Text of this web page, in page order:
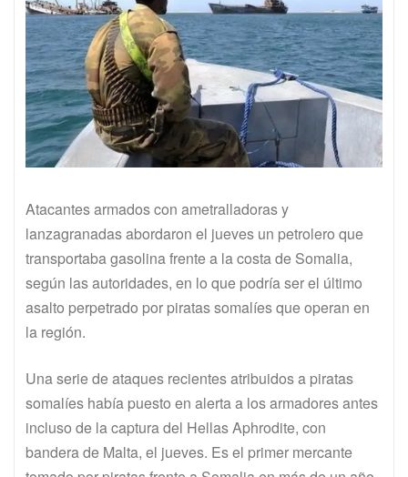
Atacantes armados con ametralladoras y
lanzagranadas abordaron el jueves un petrolero que
transportaba gasolina frente a la costa de Somalia,
según las autoridades, en lo que podría ser el último
asalto perpetrado por piratas somalíes que operan en
la región.
Una serie de ataques recientes atribuidos a piratas
somalíes había puesto en alerta a los armadores antes
incluso de la captura del Hellas Aphrodite, con
bandera de Malta, el jueves. Es el primer mercante